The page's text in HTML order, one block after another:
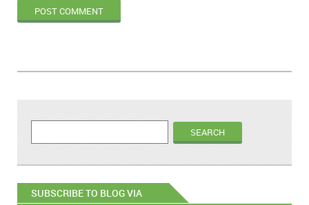
SUBSCRIBE TO BLOG VIA